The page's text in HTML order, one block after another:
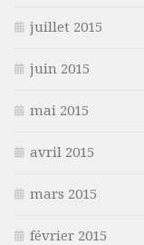
juillet 2015
juin 2015
mai 2015
avril 2015
mars 2015
février 2015